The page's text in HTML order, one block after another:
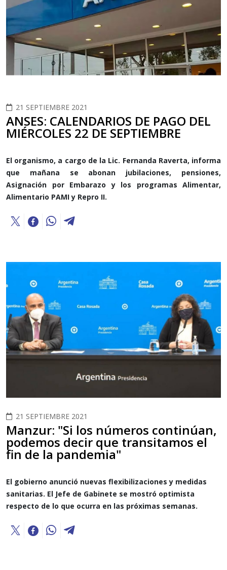
21 SEPTIEMBRE 2021
ANSES: CALENDARIOS DE PAGO DEL
MIÉRCOLES 22 DE SEPTIEMBRE
El organismo, a cargo de la Lic. Fernanda Raverta, informa
que mañana se abonan jubilaciones, pensiones,
Asignación por Embarazo y los programas Alimentar,
Alimentario PAMI y Repro II.
21 SEPTIEMBRE 2021
Manzur: "Si los números continúan,
podemos decir que transitamos el
fin de la pandemia"
El gobierno anunció nuevas flexibilizaciones y medidas
sanitarias. El Jefe de Gabinete se mostró optimista
respecto de lo que ocurra en las próximas semanas.